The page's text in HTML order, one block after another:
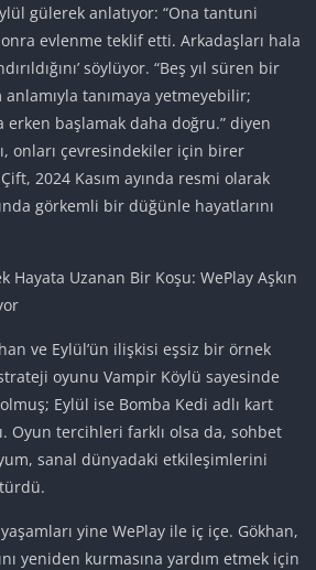
gülerek anlatıyor: “Ona tantuni
evlenme teklif etti. Arkadaşları hala
söylüyor. “Beş yıl süren bir
tanımaya yetmeyebilir;
erken başlamak daha doğru.” diyen
onları çevresindekiler için birer
2024 Kasım ayında resmi olarak
görkemli bir düğünle hayatlarını
Hayata Uzanan Bir Koşu: WePlay Aşkın
ve Eylül’ün ilişkisi eşsiz bir örnek
oyunu Vampir Köylü sayesinde
Eylül ise Bomba Kedi adlı kart
Oyun tercihleri farklı olsa da, sohbet
sanal dünyadaki etkileşimlerini
yine WePlay ile iç içe. Gökhan,
yeniden kurmasına yardım etmek için